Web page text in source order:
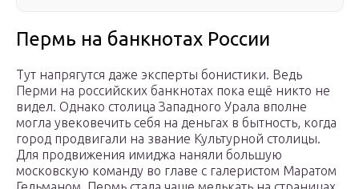
Пермь на банкнотах России
Тут напрягутся даже эксперты бонистики. Ведь
Перми на российских банкнотах пока ещё никто не
видел. Однако столица Западного Урала вполне
могла увековечить себя на деньгах в бытность, когда
город продвигали на звание Культурной столицы.
Для продвижения имиджа наняли большую
московскую команду во главе с галеристом Маратом